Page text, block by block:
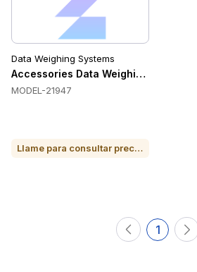
Data Weighing Systems
Accessories Data Weighing Systems
MODEL-21947
Llame para consultar precio o para comprar
1